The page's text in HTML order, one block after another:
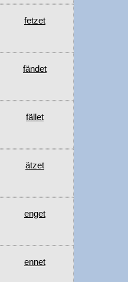
fetzet
fändet
fället
ätzet
enget
ennet